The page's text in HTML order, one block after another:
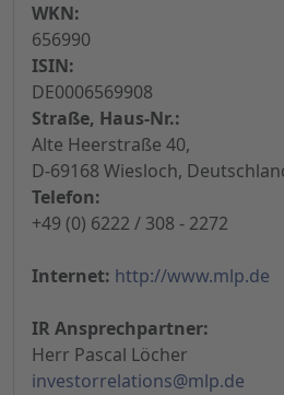
WKN:
656990
ISIN:
DE0006569908
Straße, Haus-Nr.:
Alte Heerstraße 40,
D-69168 Wiesloch,
Telefon:
+49 (0) 6222 / 308 - 2272
Internet: http://www.mlp.de
IR Ansprechpartner:
Herr Pascal Löcher
investorrelations@mlp.de